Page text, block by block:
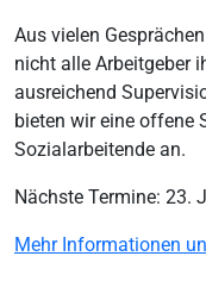
Aus vielen
nicht alle Arbeitgeber
ausreichend
bieten wir eine offene
Sozialarbeitende an.
Nächste Termine: 23.
Mehr Informationen